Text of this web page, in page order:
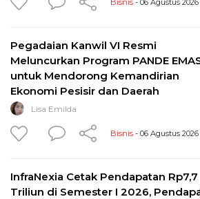
Bisnis - 06 Agustus 2026
Pegadaian Kanwil VI Resmi
Meluncurkan Program PANDE
untuk Mendorong Kemandirian
Ekonomi Pesisir dan Daerah
Lisa Emilda
Bisnis - 06 Agustus 2026
InfraNexia Cetak Pendapatan Rp7,7
Triliun di Semester I 2026,